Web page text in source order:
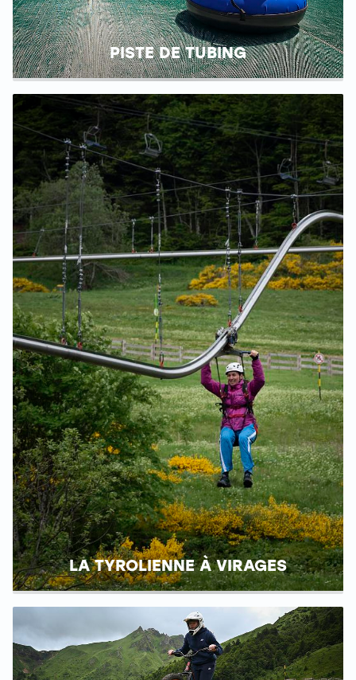
PISTE DE TUBING
LA TYROLIENNE À VIRAGES